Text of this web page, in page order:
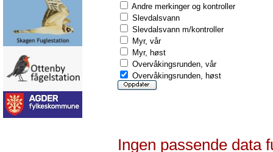
Andre merkinger og kontroller
Slevdalsvann
Slevdalsvann m/kontroller
Myr, vår
Myr, høst
Overvåkingsrunden, vår
Overvåkingsrunden, høst
Ingen passende data